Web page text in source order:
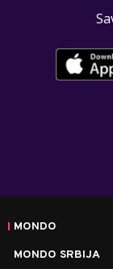
MONDO
MONDO SRBIJA